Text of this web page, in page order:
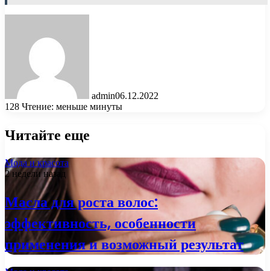
admin06.12.2022
128 Чтение: меньше минуты
Читайте еще
Мода и красота
2 недели назад
Масла для роста волос:
эффективность, особенности
применения и возможный результат